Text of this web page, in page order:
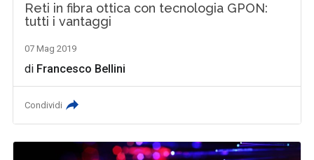
Reti in fibra ottica con tecnologia GPON:
tutti i vantaggi
07 Mag 2019
di Francesco Bellini
Condividi